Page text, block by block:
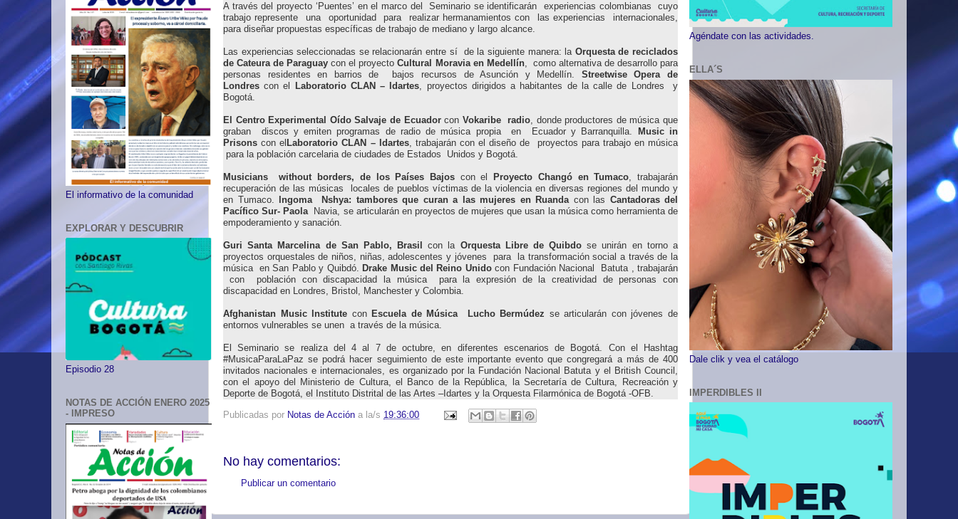
A través del proyecto ‘Puentes’ en el marco del Seminario se identificarán experiencias colombianas cuyo
trabajo represente una oportunidad para realizar hermanamientos con las experiencias internacionales,
para diseñar propuestas específicas de trabajo de mediano y largo alcance.
Las experiencias seleccionadas se relacionarán entre sí de la siguiente manera: la Orquesta de reciclados
de Cateura de Paraguay con el proyectoCultural Moravia en Medellín, como alternativa de desarrollo para
personas residentes en barrios de bajos recursos de Asunción y Medellín. Streetwise Opera de
Londres con el Laboratorio CLAN – ldartes, proyectos dirigidos a habitantes de la calle de Londres y
Bogotá.
El Centro Experimental Oído Salvaje de Ecuadorcon Vokaribe radio, donde productores de música que
graban discos y emiten programas de radio de música propia en Ecuador y Barranquilla. Music in
Prisons con el Laboratorio CLAN – ldartes, trabajarán con el diseño de proyectos para trabajo en música
para la población carcelaria de ciudades de Estados Unidos y Bogotá.
Musicians without borders, de los Países Bajos con el Proyecto Changó en Tumaco, trabajarán
recuperación de las músicas locales de pueblos víctimas de la violencia en diversas regiones del mundo y
en Tumaco.
lngoma Nshya: tambores que curan a las mujeres en Ruandacon las Cantadoras del
Pacífico Sur- Paola Navia, se articularán en proyectos de mujeres que usan la música como herramienta de
empoderamiento y sanación.
Guri Santa Marcelina de San Pablo, Brasil con la Orquesta Libre de Quibdo se unirán en torno a
proyectos orquestales de niños, niñas, adolescentes y jóvenes para la transformación social a través de la
música en San Pablo y Quibdó. Drake Music del Reino Unidocon Fundación Nacional Batuta , trabajarán
con población con discapacidad la música para la expresión de la creatividad de personas con
discapacidad en Londres, Bristol, Manchester y Colombia.
Afghanistan Music lnstitute con Escuela de Música Lucho Bermúdez se articularán con jóvenes de
entornos vulnerables se unen a través de la música.
El Seminario se realiza del 4 al 7 de octubre, en diferentes escenarios de Bogotá. Con el Hashtag
#MusicaParaLaPaz se podrá hacer seguimiento de este importante evento que congregará a más de 400
invitados nacionales e internacionales, es organizado por la Fundación Nacional Batuta y el British Council,
con el apoyo del Ministerio de Cultura, el Banco de la República, la Secretaría de Cultura, Recreación y
Deporte de Bogotá, el Instituto Distrital de las Artes –Idartes y la Orquesta Filarmónica de Bogotá -OFB.
Publicadas por Notas de Acción a la/s 19:36:00
No hay comentarios:
Publicar un comentario
El informativo de la comunidad
EXPLORAR Y DESCUBRIR
Episodio 28
NOTAS DE ACCIÓN ENERO 2025
- IMPRESO
Agéndate con las actividades.
ELLA´S
Dale clik y vea el catálogo
IMPERDIBLES II